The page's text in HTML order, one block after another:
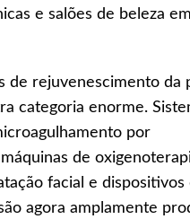
e salões de beleza
de rejuvenescimento da
categoria enorme.
por
de
facial e dispositivos
agora amplamente